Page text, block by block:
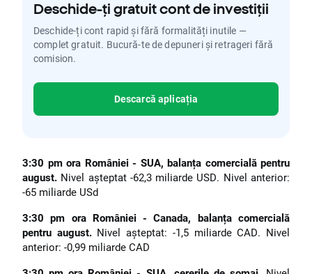
Deschide-ți gratuit cont de investiții
Deschide-ți cont rapid și fără formalități inutile —
complet gratuit. Bucură-te de depuneri și retrageri fără
comision.
Descarcă aplicația
3:30 pm ora României - SUA, balanța comercială pentru
august. Nivel așteptat -62,3 miliarde USD. Nivel anterior:
-65 miliarde USd
3:30 pm ora României - Canada, balanța comercială
pentru august.Nivel așteptat: -1,5 miliarde CAD. Nivel
anterior: -0,99 miliarde CAD